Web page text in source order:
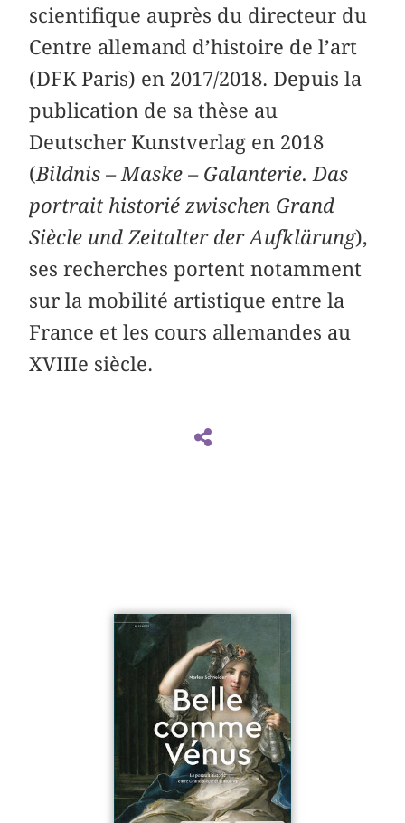
scientifique auprès du directeur du
Centre allemand d’histoire de l’art
(DFK Paris) en 2017/2018. Depuis la
publication de sa thèse au
Deutscher Kunstverlag en 2018
(Bildnis – Maske – Galanterie. Das
portrait historié zwischen Grand
Siècle und Zeitalter der Aufklärung),
ses recherches portent notamment
sur la mobilité artistique entre la
France et les cours allemandes au
XVIIIe siècle.